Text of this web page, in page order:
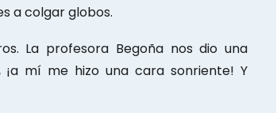
a colgar globos.
La profesora Begoña nos dio una
mí me hizo una cara sonriente! Y